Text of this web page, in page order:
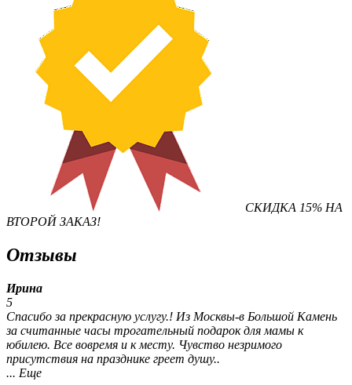
СКИДКА 15% НА
ВТОРОЙ ЗАКАЗ!
Отзывы
Ирина
5
Спасибо за прекрасную услугу.! Из Москвы-в Большой Камень
за считанные часы трогательный подарок для мамы к
юбилею. Все вовремя и к месту. Чувство незримого
присутствия на празднике греет душу..
... Еще